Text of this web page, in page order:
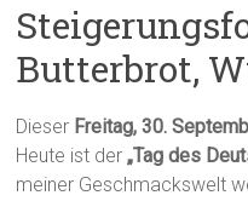
Butterbrot,
Dieser Freitag, 30.
Heute ist der„Tag des
meiner Geschmackswelt